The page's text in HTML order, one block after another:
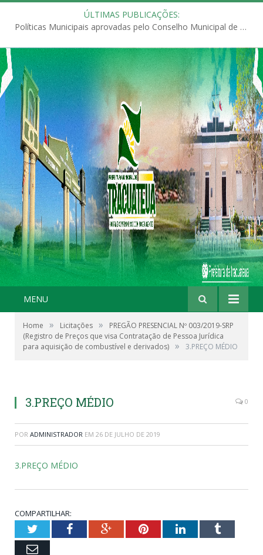
ÚLTIMAS PUBLICAÇÕES:
Políticas Municipais aprovadas pelo Conselho Municipal de Educação (CME)
MENU
Home » Licitações »
PREGÃO PRESENCIAL Nº 003/2019-SRP
(Registro de Preços que visa Contratação de Pessoa Jurídica
para aquisição de combustível e derivados) » 3.PREÇO MÉDIO
3.PREÇO MÉDIO 0
POR ADMINISTRADOR EM 26 DE JULHO DE 2019
3.PREÇO MÉDIO
COMPARTILHAR:
TwitterFacebookGoogle+PinterestLinkedInTumblr
Email